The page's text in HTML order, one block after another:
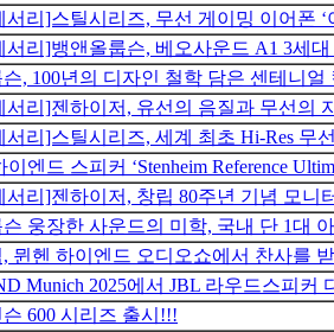
리]스틸시리즈, 무선 게이밍 이어폰
리]뱅앤올룹슨, 베오사운드 A1 3세
, 100년의 디자인 철학 담은 센테니
리]젠하이저, 유선의 음질과 무선의
리]스틸시리즈, 세계 최초 Hi-Res 무
엔드 스피커 ‘Stenheim Reference
서리]젠하이저, 창립 80주년 기념 모니
웅장한 사운드의 미학, 국내 단 1대
뮌헨 하이엔드 오디오쇼에서 찬사를
Munich 2025에서 JBL 라우드스피커
600 시리즈 출시!!!